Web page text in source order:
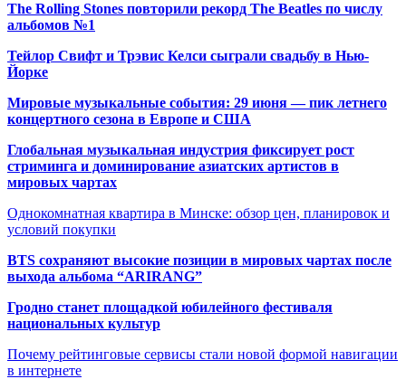
The Rolling Stones повторили рекорд The Beatles по числу
альбомов №1
Тейлор Свифт и Трэвис Келси сыграли свадьбу в Нью-
Йорке
Мировые музыкальные события: 29 июня — пик летнего
концертного сезона в Европе и США
Глобальная музыкальная индустрия фиксирует рост
стриминга и доминирование азиатских артистов в
мировых чартах
Однокомнатная квартира в Минске: обзор цен, планировок и
условий покупки
BTS сохраняют высокие позиции в мировых чартах после
выхода альбома “ARIRANG”
Гродно станет площадкой юбилейного фестиваля
национальных культур
Почему рейтинговые сервисы стали новой формой навигации
в интернете